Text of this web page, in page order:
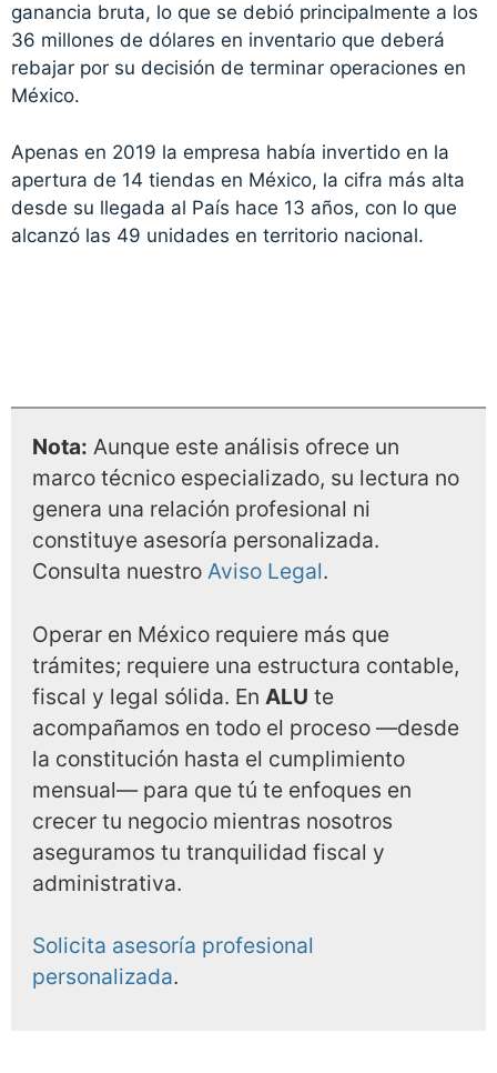
ganancia bruta, lo que se debió principalmente a los
36 millones de dólares en inventario que deberá
rebajar por su decisión de terminar operaciones en
México.
Apenas en 2019 la empresa había invertido en la
apertura de 14 tiendas en México, la cifra más alta
desde su llegada al País hace 13 años, con lo que
alcanzó las 49 unidades en territorio nacional.
Nota: Aunque este análisis ofrece un
marco técnico especializado, su lectura no
genera una relación profesional ni
constituye asesoría personalizada.
Consulta nuestroAviso Legal.
Operar en México requiere más que
trámites; requiere una estructura contable,
fiscal y legal sólida. En ALU te
acompañamos en todo el proceso —desde
la constitución hasta el cumplimiento
mensual— para que tú te enfoques en
crecer tu negocio mientras nosotros
aseguramos tu tranquilidad fiscal y
administrativa.
Solicita asesoría profesional
personalizada.